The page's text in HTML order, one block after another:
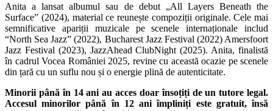
Anita a lansat albumul sau de debut „All Layers Beneath the
Surface” (2024), material ce reunește compoziții originale. Cele mai
semnificative apariții muzicale pe scenele internaționale includ
“North Sea Jazz” (2022), Bucharest Jazz Festival (2022) Amersfoort
Jazz Festival (2023), JazzAhead ClubNight (2025). Anita, finalistă
în cadrul Vocea României 2025, revine cu această ocazie pe scenele
din țară cu un suflu nou și o energie plină de autenticitate.
Minorii până în 14 ani au acces doar însoțiți de un tutore legal.
Accesul minorilor până în 12 ani împliniți este gratuit, însă